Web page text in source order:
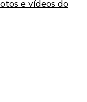
e vídeos do